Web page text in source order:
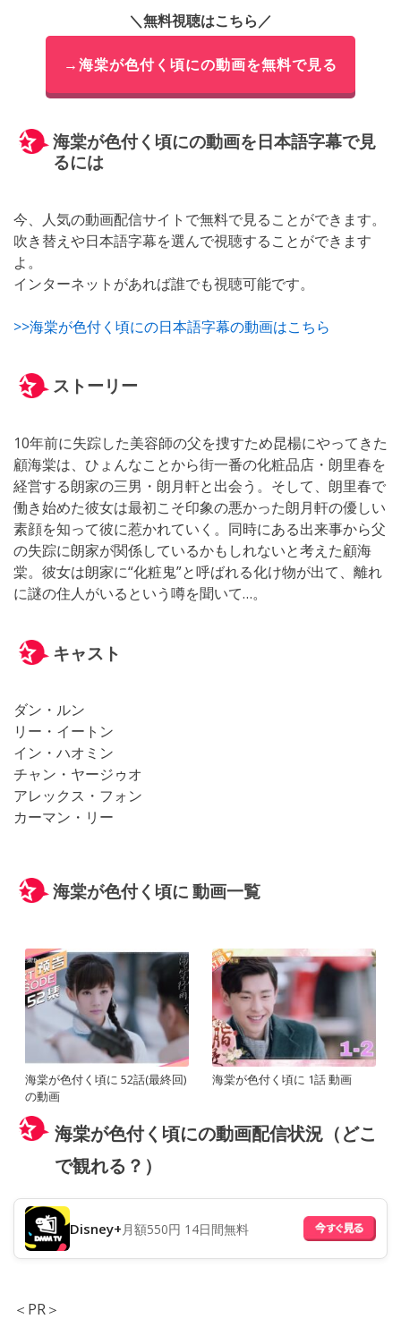
＼無料視聴はこちら／
→海棠が色付く頃にの動画を無料で見る
海棠が色付く頃にの動画を日本語字幕で見
るには
今、人気の動画配信サイトで無料で見ることができます。
吹き替えや日本語字幕を選んで視聴することができます
よ。
インターネットがあれば誰でも視聴可能です。
>>海棠が色付く頃にの日本語字幕の動画はこちら
ストーリー
10年前に失踪した美容師の父を捜すため昆楊にやってきた
顧海棠は、ひょんなことから街一番の化粧品店・朗里春を
経営する朗家の三男・朗月軒と出会う。そして、朗里春で
働き始めた彼女は最初こそ印象の悪かった朗月軒の優しい
素顔を知って彼に惹かれていく。同時にある出来事から父
の失踪に朗家が関係しているかもしれないと考えた顧海
棠。彼女は朗家に“化粧鬼”と呼ばれる化け物が出て、離れ
に謎の住人がいるという噂を聞いて…。
キャスト
ダン・ルン
リー・イートン
イン・ハオミン
チャン・ヤージゥオ
アレックス・フォン
カーマン・リー
海棠が色付く頃に 動画一覧
海棠が色付く頃に 52話(最終回)
の動画
海棠が色付く頃に 1話 動画
海棠が色付く頃にの動画配信状況（どこ
で観れる？）
Disney+ 月額550円 14日間無料
＜PR＞